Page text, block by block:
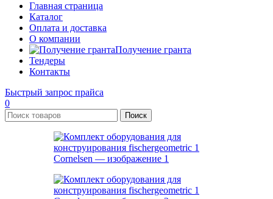
Главная страница
Каталог
Оплата и доставка
О компании
Получение гранта
Тендеры
Контакты
Быстрый запрос прайса
0
Поиск